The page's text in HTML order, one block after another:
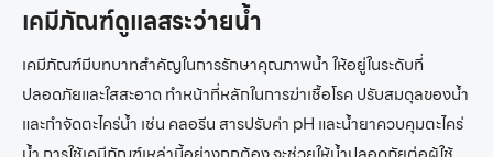
เคมีภัณฑ์ดูแลสระว่ายน้ำ
เคมีภัณฑ์มีบทบาทสำคัญในการรักษาคุณภาพน้ำ ให้อยู่ในระดับที่
ปลอดภัยและใสสะอาด ทำหน้าที่หลักในการฆ่าเชื้อโรค ปรับสมดุลของน้ำ
และกำจัดตะไคร่น้ำ เช่น คลอรีน สารปรับค่า pH และน้ำยาควบคุมตะไคร่